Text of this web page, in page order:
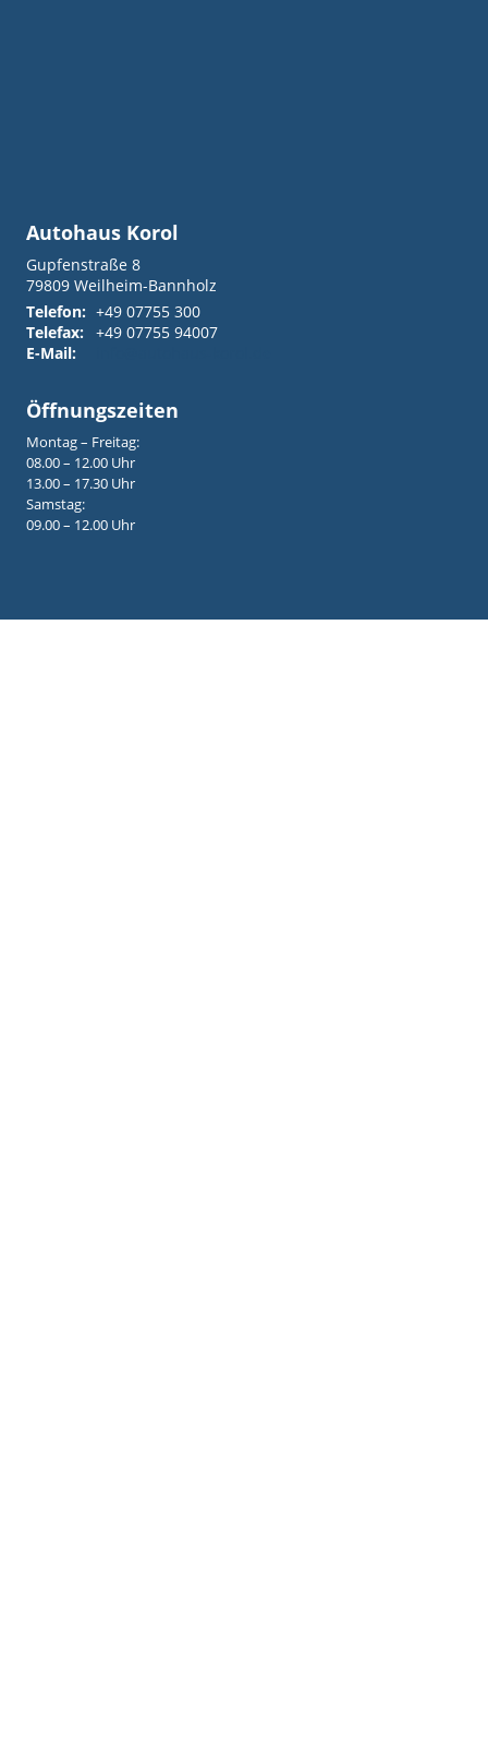
Autohaus Korol
Gupfenstraße 8
79809 Weilheim-Bannholz
Telefon: +49 07755 300
Telefax: +49 07755 94007
E-Mail:
Öffnungszeiten
Montag – Freitag:
08.00 – 12.00 Uhr
13.00 – 17.30 Uhr
Samstag:
09.00 – 12.00 Uhr